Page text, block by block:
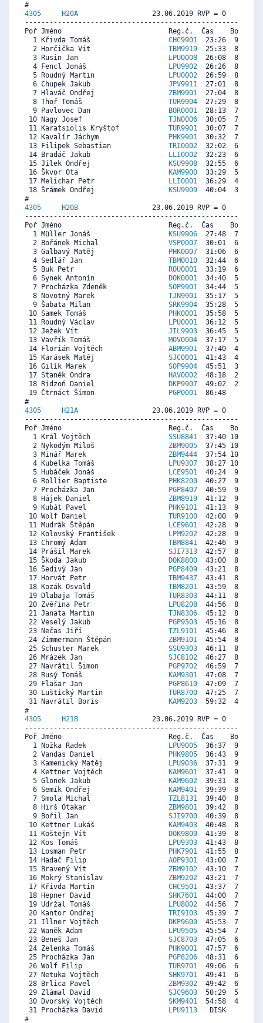
4305
H20A
23.06.2019 RVP = 0     IP
Poř Jméno                          Reg.č.  Čas    Body
  1 Křivda Tomáš
CHC9901
23:26  9596
  2 Horčička Vít
TBM9919
25:33  8834
  3 Rusin Jan
LPU0008
26:08  8624
  4 Fencl Jonáš
LPU9902
26:26  8516
  5 Roudný Martin
LPU0002
26:59  8318
  6 Chupek Jakub
JPV9911
27:01  8305
  7 Hlaváč Ondřej
ZBM9901
27:04  8287
  8 Thoř Tomáš
TUR9904
27:29  8137
  9 Pavlovec Dan
BOR0001
28:13  7873
10 Nagy Josef TJN0006
30:05  7201
11 Karatsiolis Kryštof TUR9901
30:07  7189
12 Kavalír Jáchym
PHK9901
30:32  7039
13 Filipek Sebastian TRI0002
32:02  6499
14 Bradáč Jakub
LLI0002
32:23  6373
15 Jílek Ondřej
KSU9908
32:55  6181
16 Škvor Ota
KAM9900
33:29  5977
17 Melichar Petr
LLI0001
36:29  4896
18 Šrámek Ondřej
KSU9909
40:04  3606
4305
H20B
23.06.2019 RVP = 0     IP
Poř Jméno                          Reg.č.  Čas    Body
  1 Müller Jonáš
KSU9906
27:48  7278
  2 Bořánek Michal
VSP0007
30:01  6765
  3 Galbavý Matěj
PHK0007
31:06  6515
  4 Sedlář Jan
TBM0010
32:44  6137
  5 Buk Petr
ROU0001
33:19  6002
  6 Synek Antonín
DOK0001
34:40  5690
  7 Procházka Zdeněk
SOP9901
34:44  5675
  8 Novotný Marek
TJN9901
35:17  5548
  9 Šabata Milan
SRK9904
35:28  5505
10 Samek Tomáš
PHK0001
35:58  5390
11 Roudný Václav
LPU0001
36:12  5336
12 Ježek Vít JIL9903
36:45  5209
13 Vavřík Tomáš MOV0004
37:17  5085
14 Florián Vojtěch ABM9901
37:40  4997
15 Karásek Matěj SJC0001
41:43  4060
16 Gilík Marek SOP9904
45:51  3105
17 Staněk Ondra
HAV0002
48:18  2538
18 Ridzoň Daniel
DKP9907
49:02  2369
19 Čtrnáct Šimon
PGP0001
86:48     0
4305
H21A
23.06.2019 RVP = 0     IP
Poř Jméno                          Reg.č.  Čas    Body
  1 Král Vojtěch
SSU8841
37:40 10449
  2 Nykodým Miloš
ZBM9005
37:45 10426
  3 Minář Marek
ZBM9444
37:54 10385
  4 Kubelka Tomáš
LPU9307
38:27 10233
  5 Hubáček Jonáš
LCE9501
40:24  9695
  6 Rollier Baptiste
PHK8200
40:27  9682
  7 Procházka Jan
PGP8407
40:59  9534
  8 Hájek Daniel
ZBM8919
41:12  9475
  9 Kubát Pavel
PHK9101
41:13  9470
10 Wolf Daniel TUR9100
42:00  9254
11 Mudrák Štěpán
LCE9601
42:28  9125
12 Kolovský František
LPM9202
42:28  9125
13 Chromý Adam TBM8841
42:46  9042
14 Prášil Marek SJI7313
42:57  8992
15 Škoda Jakub
DOK8800
43:00  8978
16 Šedivý Jan
PGP8409
43:21  8882
17 Horvát Petr TBM9437
43:41  8790
18 Kozák Osvald TBM8201
43:59  8707
19 Dlabaja Tomáš TUR8303
44:11  8652
20 Zvěřina Petr
LPU8208
44:56  8445
21 Janata Martin TJN8306
45:12  8371
22 Veselý Jakub
PGP9503
45:16  8353
23 Nečas Jiří TZL9101
45:46  8215
24 Zimmermann Štěpán ZBM9101
45:54  8178
25 Schuster Marek SSU9303
46:11  8100
26 Mrázek Jan SJC8102
46:27  8026
27 Navrátil Šimon
PGP9702
46:59  7879
28 Rusý Tomáš
KAM9301
47:08  7838
29 Flašar Jan
PGP8610
47:09  7833
30 Luštický Martin TUR8700
47:25  7760
31 Navrátil Boris
KAM9203
59:32  4417
4305
H21B
23.06.2019 RVP = 0     IP
Poř Jméno                          Reg.č.  Čas    Body
  1 Nožka Radek
LPU9005
36:37  9511
  2 Vandas Daniel
PHK9805
36:43  9485
  3 Kamenický Matěj
LPU9036
37:31  9281
  4 Kettner Vojtěch
KAM9601
37:41  9239
  5 Glonek Jakub
KAM9602
39:31  8771
  6 Semík Ondřej
KAM9401
39:39  8737
  7 Smola Michal
TZL8131
39:40  8733
  8 Hirš Otakar
ZBM9801
39:42  8724
  9 Bořil Jan
SJI9700
40:39  8482
10 Kettner Lukáš
KAM9403
40:48  8444
11 Koštejn Vít
DOK9800
41:39  8227
12 Kos Tomáš
LPU9303
41:43  8210
13 Losman Petr
PHK7901
41:55  8159
14 Hadač Filip AOP9301
43:00  7883
15 Bravený Vít ZBM9102
43:10  7840
16 Mokrý Stanislav ZBM9202
43:21  7793
17 Křivda Martin CHC9501
43:37  7725
18 Hepner David SHK7601
44:00  7627
19 Udržal Tomáš
LPU8002
44:56  7389
20 Kantor Ondřej TRI9103
45:39  7207
21 Illner Vojtěch
DKP9600
45:53  7147
22 Waněk Adam
LPU9505
45:54  7143
23 Beneš Jan SJC8703
47:05  6841
24 Zelenka Tomáš
PHK9001
47:57  6620
25 Procházka Jan
PGP8206
48:31  6475
26 Wolf Filip TUR9701
49:06  6326
27 Netuka Vojtěch SHK9701
49:41  6178
28 Brlica Pavel ZBM9302
49:42  6173
29 Zlámal David SJC9603
50:29  5974
30 Dvorský Vojtěch SKM9401
54:58  4830
31 Procházka David
LPU9113
DISK     0